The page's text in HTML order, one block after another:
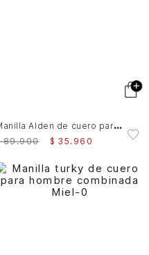
M
anilla Alden de cuero para hombre trenzada
89.900 $ 35 . 960